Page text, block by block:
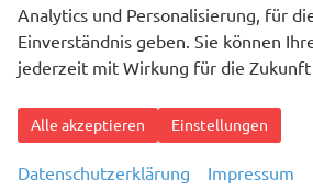
Analytics und Personalisierung, für
Einverständnis geben. Sie können
jederzeit mit Wirkung für die
Alle akzeptieren Einstellungen
Datenschutzerklärung Impressum